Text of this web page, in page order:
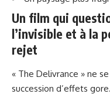
Un film qui
l’invisible et à la
rejet
« The Delivrance » ne
succession d’effets